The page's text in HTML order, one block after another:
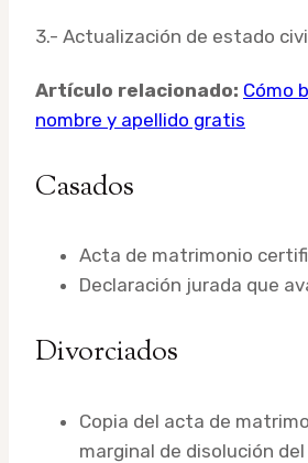
3.- Actualización de estado
Artículo relacionado: Cómo
nombre y apellido gratis
Casados
Acta de matrimonio
Declaración jurada que
Divorciados
Copia del acta de
marginal de disolución